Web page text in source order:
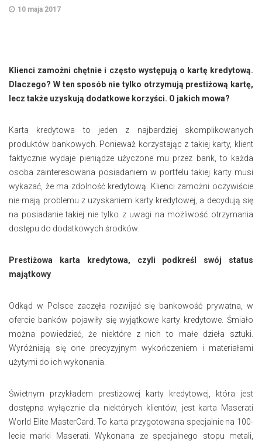
10 maja 2017
Klienci zamożni chętnie i często występują o kartę kredytową.
Dlaczego? W ten sposób nie tylko otrzymują prestiżową kartę,
lecz także uzyskują dodatkowe korzyści. O jakich mowa?
Karta kredytowa to jeden z najbardziej skomplikowanych
produktów bankowych. Ponieważ korzystając z takiej karty, klient
faktycznie wydaje pieniądze użyczone mu przez bank, to każda
osoba zainteresowana posiadaniem w portfelu takiej karty musi
wykazać, że ma zdolność kredytową. Klienci zamożni oczywiście
nie mają problemu z uzyskaniem karty kredytowej, a decydują się
na posiadanie takiej nie tylko z uwagi na możliwość otrzymania
dostępu do dodatkowych środków.
Prestiżowa karta kredytowa, czyli podkreśl swój status
majątkowy
Odkąd w Polsce zaczęła rozwijać się bankowość prywatna, w
ofercie banków pojawiły się wyjątkowe karty kredytowe. Śmiało
można powiedzieć, że niektóre z nich to małe dzieła sztuki.
Wyróżniają się one precyzyjnym wykończeniem i materiałami
użytymi do ich wykonania.
Świetnym przykładem prestiżowej karty kredytowej, która jest
dostępna wyłącznie dla niektórych klientów, jest karta Maserati
World Elite MasterCard. To karta przygotowana specjalnie na 100-
lecie marki Maserati. Wykonana ze specjalnego stopu metali,